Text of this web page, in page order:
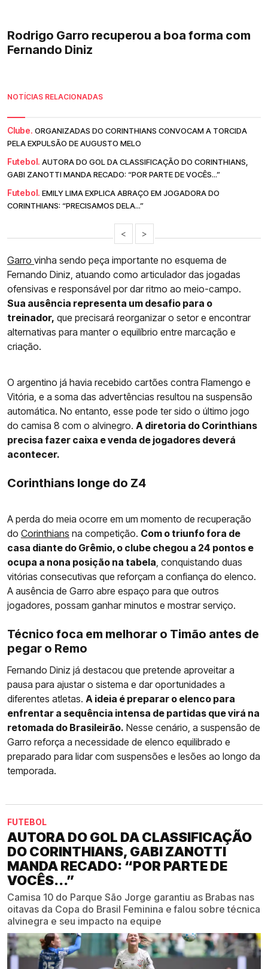
Rodrigo Garro recuperou a boa forma com
Fernando Diniz
NOTÍCIAS RELACIONADAS
Clube. ORGANIZADAS DO CORINTHIANS CONVOCAM A TORCIDA
PELA EXPULSÃO DE AUGUSTO MELO
Futebol. AUTORA DO GOL DA CLASSIFICAÇÃO DO CORINTHIANS,
GABI ZANOTTI MANDA RECADO: “POR PARTE DE VOCÊS...”
Futebol. EMILY LIMA EXPLICA ABRAÇO EM JOGADORA DO
CORINTHIANS: “PRECISAMOS DELA...”
< >
Garro vinha sendo peça importante no esquema de
Fernando Diniz, atuando como articulador das jogadas
ofensivas e responsável por dar ritmo ao meio-campo.
Sua ausência representa um desafio para o
treinador, que precisará reorganizar o setor e encontrar
alternativas para manter o equilíbrio entre marcação e
criação.
O argentino já havia recebido cartões contra Flamengo e
Vitória, e a soma das advertências resultou na suspensão
automática. No entanto, esse pode ter sido o último jogo
do camisa 8 com o alvinegro. A diretoria do Corinthians
precisa fazer caixa e venda de jogadores deverá
acontecer.
Corinthians longe do Z4
A perda do meia ocorre em um momento de recuperação
do Corinthians na competição. Com o triunfo fora de
casa diante do Grêmio, o clube chegou a 24 pontos e
ocupa a nona posição na tabela , conquistando duas
vitórias consecutivas que reforçam a confiança do elenco.
A ausência de Garro abre espaço para que outros
jogadores, possam ganhar minutos e mostrar serviço.
Técnico foca em melhorar o Timão antes de
pegar o Remo
Fernando Diniz já destacou que pretende aproveitar a
pausa para ajustar o sistema e dar oportunidades a
diferentes atletas. A ideia é preparar o elenco para
enfrentar a sequência intensa de partidas que virá na
retomada do Brasileirão. Nesse cenário, a suspensão de
Garro reforça a necessidade de elenco equilibrado e
preparado para lidar com suspensões e lesões ao longo da
temporada.
FUTEBOL
AUTORA DO GOL DA CLASSIFICAÇÃO
DO CORINTHIANS, GABI ZANOTTI
MANDA RECADO: “POR PARTE DE
VOCÊS...”
Camisa 10 do Parque São Jorge garantiu as Brabas nas
oitavas da Copa do Brasil Feminina e falou sobre técnica
alvinegra e seu impacto na equipe